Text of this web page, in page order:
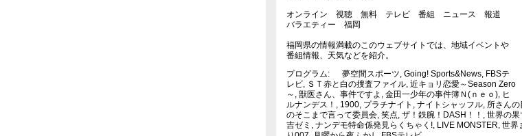
オンライン 視聴 無料 テレビ 番組 ニュース 報道
バラエティー 福岡
福岡県の情報満載のこのウェブサイトでは、地域イベントや
番組情報、天気などを紹介。
プログラム: 夢空間スポーツ, Going! Sports&News, FBSテ
レビ, ＳＴ赤と白の捜査ファイル, 近キョリ恋愛～Season Zero
～, 獣医さん、事件ですよ, 金田一少年の事件簿Ｎ(ｎｅｏ), ヒ
ルナンデス！, 1900, プラチナイト, ナイトシャッフル, 所さん
のそこまで言って委員会, 笑点, ザ！鉄腕！DASH！！, 世界の
吉ゼミ, ナンデモ特命係発見らくちゃく!, LIVE MONSTER, 世